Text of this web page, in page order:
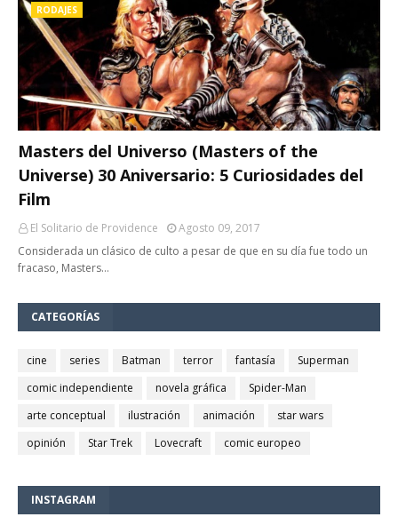
RODAJES
Masters del Universo (Masters of the
Universe) 30 Aniversario: 5 Curiosidades del
Film
El Solitario de Providence
Agosto 09, 2017
Considerada un clásico de culto a pesar de que en su día fue todo un
fracaso, Masters…
CATEGORÍAS
cine series Batman terror fantasía
Superman
comic independiente
novela gráfica
Spider-Man
arte conceptual
ilustración animación
star wars
opinión
Star Trek Lovecraft comic europeo
INSTAGRAM